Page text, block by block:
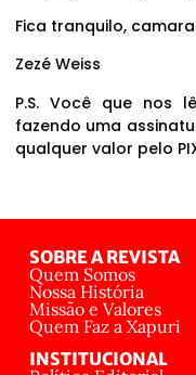
Fica tranquilo,
Zezé Weiss
P.S. Você que nos
fazendo uma
qualquer valor pelo
SOBRE A REVISTA
Quem Somos
Nossa História
Missão e Valores
Quem Faz a Xapuri
INSTITUCIONAL